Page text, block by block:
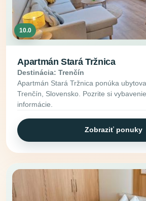
10.0
Apartmán Stará Tržnica
Destinácia: Trenčín
Apartmán Stará Tržnica ponúka
Trenčín, Slovensko. Pozrite si
informácie.
Zobraziť ponuky